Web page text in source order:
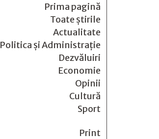
Prima pagină
Toate știrile
Actualitate
Politica și Administrație
Dezvăluiri
Economie
Opinii
Cultură
Sport
Print